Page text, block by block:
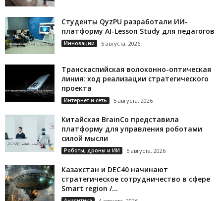
Студенты QyzPU разработали ИИ-
платформу AI-Lesson Study для педагогов
Инновации 5 августа, 2026
Транскаспийская волоконно-оптическая
линия: ход реализации стратегического
проекта
Интернет и сеть 5 августа, 2026
Китайская BrainCo представила
платформу для управления роботами
силой мысли
Роботы, дроны и ИИ 5 августа, 2026
Казахстан и DEC40 начинают
стратегическое сотрудничество в сфере
Smart region /...